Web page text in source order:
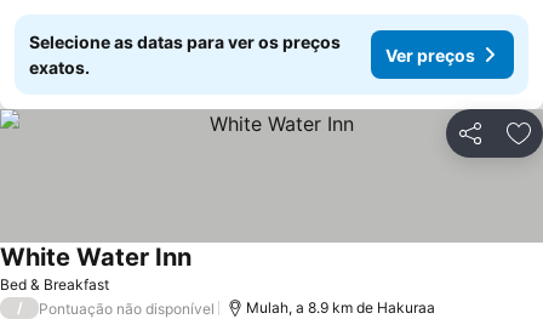
Selecione as datas para ver os preços
exatos.
Ver preços
Partilhar
Bed & Breakfast
White Water Inn
/ Pontuação não disponível Mulah, a 8.9 km de Hakuraa